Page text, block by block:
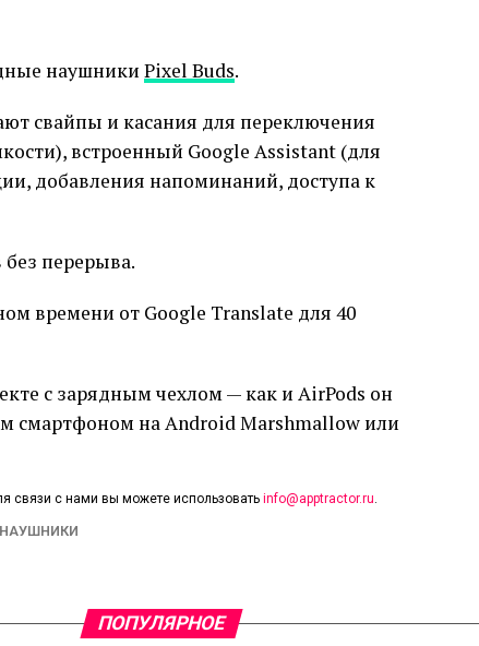
наушники Pixel Buds.
свайпы и касания для переключения
встроенный Google Assistant (для
добавления напоминаний, доступа к
без перерыва.
времени от Google Translate для 40
с зарядным чехлом — как и AirPods он
смартфоном на Android Marshmallow или
связи с нами вы можете использовать info@apptractor.ru.
НАУШНИКИ
ПОПУЛЯРНОЕ